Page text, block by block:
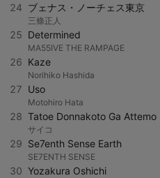
24 ブェナス・ノーチェス東京
三條正人
25 Determined
MA55IVE THE RAMPAGE
26 Kaze
Norihiko Hashida
27 Uso
Motohiro Hata
28 Tatoe Donnakoto Ga Attemo
サイコ
29 Se7enth Sense Earth
SE7ENTH SENSE
30 Yozakura Oshichi